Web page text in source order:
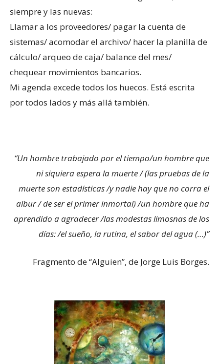
siempre y las nuevas:
Llamar a los proveedores/ pagar la cuenta de
sistemas/ acomodar el archivo/ hacer la planilla de
cálculo/ arqueo de caja/ balance del mes/
chequear movimientos bancarios.
Mi agenda excede todos los huecos. Está escrita
por todos lados y más allá también.
“Un hombre trabajado por el tiempo/un hombre que
ni siquiera espera la muerte / (las pruebas de la
muerte son estadísticas /y nadie hay que no corra el
albur / de ser el primer inmortal) /un hombre que ha
aprendido a agradecer /las modestas limosnas de los
días: /el sueño, la rutina, el sabor del agua (…)”
Fragmento de “Alguien”, de Jorge Luis Borges.